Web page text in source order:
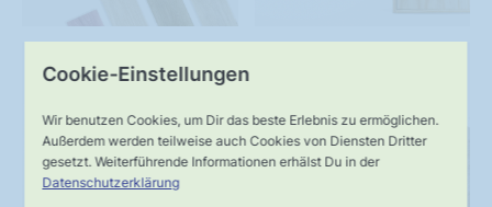
Cookie-Einstellungen
Wir benutzen Cookies, um Dir das beste Erlebnis zu ermöglichen.
Außerdem werden teilweise auch Cookies von Diensten Dritter
gesetzt. Weiterführende Informationen erhälst Du in der
Datenschutzerklärung
Schnelle,
verlässliche
Lieferung
UNSER VERSPRECHEN
Kompetente
Fachberatung